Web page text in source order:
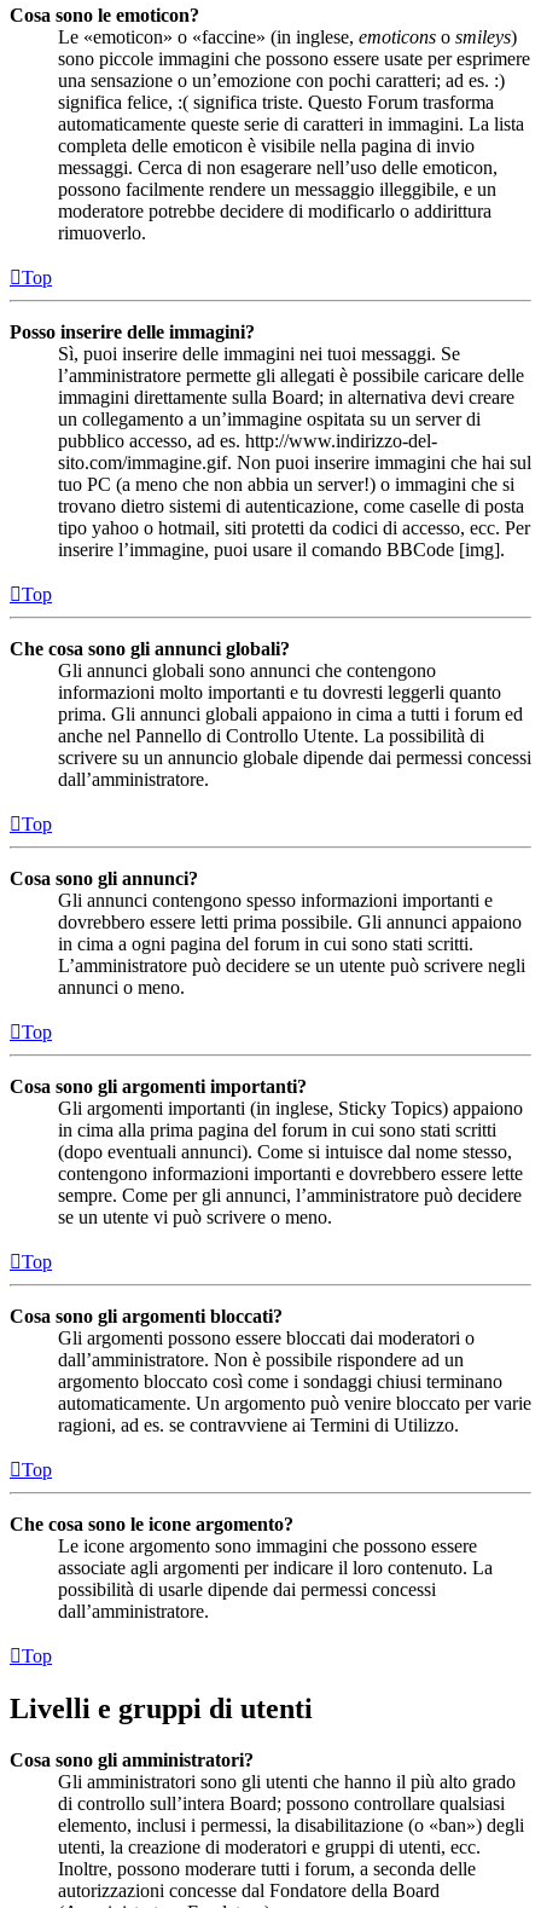
Cosa sono le emoticon?
Le «emoticon» o «faccine» (in inglese, emoticons o smileys)
sono piccole immagini che possono essere usate per esprimere
una sensazione o un’emozione con pochi caratteri; ad es. :)
significa felice, :( significa triste. Questo Forum trasforma
automaticamente queste serie di caratteri in immagini. La lista
completa delle emoticon è visibile nella pagina di invio
messaggi. Cerca di non esagerare nell’uso delle emoticon,
possono facilmente rendere un messaggio illeggibile, e un
moderatore potrebbe decidere di modificarlo o addirittura
rimuoverlo.
Top
Posso inserire delle immagini?
Sì, puoi inserire delle immagini nei tuoi messaggi. Se
l’amministratore permette gli allegati è possibile caricare delle
immagini direttamente sulla Board; in alternativa devi creare
un collegamento a un’immagine ospitata su un server di
pubblico accesso, ad es. http://www.indirizzo-del-
sito.com/immagine.gif. Non puoi inserire immagini che hai sul
tuo PC (a meno che non abbia un server!) o immagini che si
trovano dietro sistemi di autenticazione, come caselle di posta
tipo yahoo o hotmail, siti protetti da codici di accesso, ecc. Per
inserire l’immagine, puoi usare il comando BBCode [img].
Top
Che cosa sono gli annunci globali?
Gli annunci globali sono annunci che contengono
informazioni molto importanti e tu dovresti leggerli quanto
prima. Gli annunci globali appaiono in cima a tutti i forum ed
anche nel Pannello di Controllo Utente. La possibilità di
scrivere su un annuncio globale dipende dai permessi concessi
dall’amministratore.
Top
Cosa sono gli annunci?
Gli annunci contengono spesso informazioni importanti e
dovrebbero essere letti prima possibile. Gli annunci appaiono
in cima a ogni pagina del forum in cui sono stati scritti.
L’amministratore può decidere se un utente può scrivere negli
annunci o meno.
Top
Cosa sono gli argomenti importanti?
Gli argomenti importanti (in inglese, Sticky Topics) appaiono
in cima alla prima pagina del forum in cui sono stati scritti
(dopo eventuali annunci). Come si intuisce dal nome stesso,
contengono informazioni importanti e dovrebbero essere lette
sempre. Come per gli annunci, l’amministratore può decidere
se un utente vi può scrivere o meno.
Top
Cosa sono gli argomenti bloccati?
Gli argomenti possono essere bloccati dai moderatori o
dall’amministratore. Non è possibile rispondere ad un
argomento bloccato così come i sondaggi chiusi terminano
automaticamente. Un argomento può venire bloccato per varie
ragioni, ad es. se contravviene ai Termini di Utilizzo.
Top
Che cosa sono le icone argomento?
Le icone argomento sono immagini che possono essere
associate agli argomenti per indicare il loro contenuto. La
possibilità di usarle dipende dai permessi concessi
dall’amministratore.
Top
Livelli e gruppi di utenti
Cosa sono gli amministratori?
Gli amministratori sono gli utenti che hanno il più alto grado
di controllo sull’intera Board; possono controllare qualsiasi
elemento, inclusi i permessi, la disabilitazione (o «ban») degli
utenti, la creazione di moderatori e gruppi di utenti, ecc.
Inoltre, possono moderare tutti i forum, a seconda delle
autorizzazioni concesse dal Fondatore della Board